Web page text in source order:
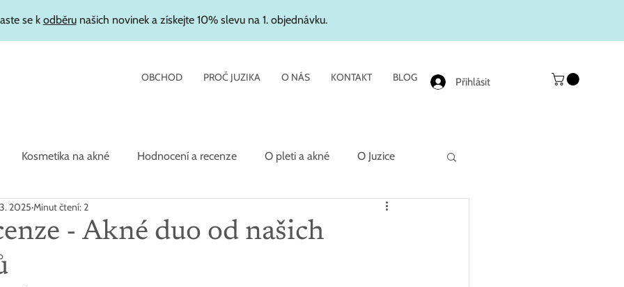
se k odběrunašich novinek a získejte 10% slevu na 1. objednávku.
OBCHOD PROČ JUZIKA O NÁS KONTAKT BLOG Přihlásit
Kosmetika na akné Hodnocení a recenze O pleti a akné O Juzice
- Akné duo od našich
2025 Minut čtení: 2